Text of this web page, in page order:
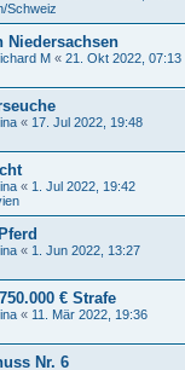
Schweiz
Niedersachsen
M « 21. Okt 2022, 07:13
« 17. Jul 2022, 19:48
« 1. Jul 2022, 19:42
« 1. Jun 2022, 13:27
€ Strafe
« 11. Mär 2022, 19:36
Nr. 6